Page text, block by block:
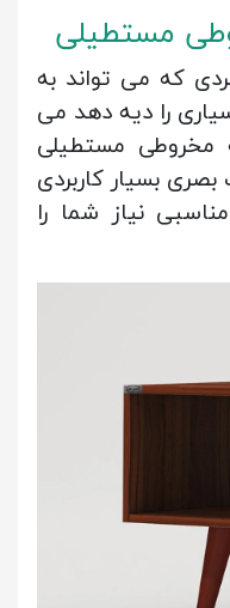
مستطیلی
که می تواند به
را دیه دهد می
مخروطی مستطیلی
بصری بسیار کاربردی
نیاز شما را